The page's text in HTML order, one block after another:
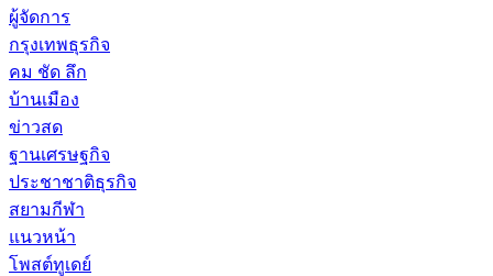
ผู้จัดการ
กรุงเทพธุรกิจ
คม ชัด ลึก
บ้านเมือง
ข่าวสด
ฐานเศรษฐกิจ
ประชาชาติธุรกิจ
สยามกีฬา
แนวหน้า
โพสต์ทูเดย์